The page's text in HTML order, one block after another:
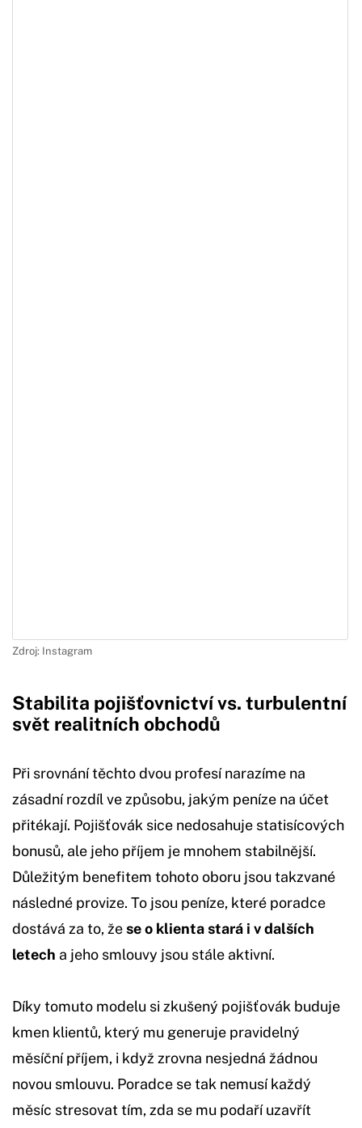
Zdroj: Instagram
Stabilita pojišťovnictví vs. turbulentní
svět realitních obchodů
Při srovnání těchto dvou profesí narazíme na
zásadní rozdíl ve způsobu, jakým peníze na účet
přitékají. Pojišťovák sice nedosahuje statisícových
bonusů, ale jeho příjem je mnohem stabilnější.
Důležitým benefitem tohoto oboru jsou takzvané
následné provize. To jsou peníze, které poradce
dostává za to, žese o klienta stará i v dalších
letech a jeho smlouvy jsou stále aktivní.
Díky tomuto modelu si zkušený pojišťovák buduje
kmen klientů, který mu generuje pravidelný
měsíční příjem, i když zrovna nesjedná žádnou
novou smlouvu. Poradce se tak nemusí každý
měsíc stresovat tím, zda se mu podaří uzavřít